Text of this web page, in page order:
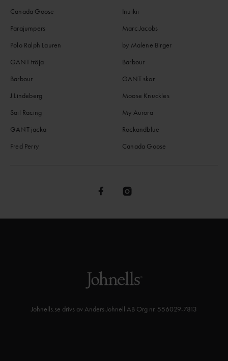
Canada Goose
Parajumpers
Polo Ralph Lauren
GANT tröja
Barbour
J.Lindeberg
Sail Racing
GANT jacka
Fred Perry
Inuikii
Marc Jacobs
by Malene Birger
Barbour
GANT skor
Moose Knuckles
My Aurora
Rockandblue
Canada Goose
Johnells.se drivs av Anders Johnell AB Org nr. 556029-7813